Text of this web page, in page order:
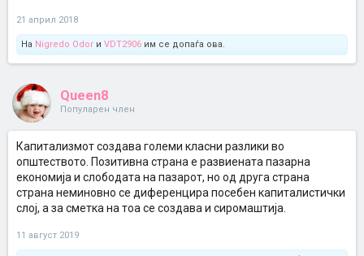
21 април 2018
На Nigredo Odor и VDT2906 им се допаѓа ова.
Queen8
Популарен член
Капитализмот создава големи класни разлики во
општеството. Позитивна страна е развиената пазарна
економија и слободата на пазарот, но од друга страна
страна неминовно се диференцира посебен капиталистички
слој, а за сметка на тоа се создава и сиромаштија.
11 август 2019